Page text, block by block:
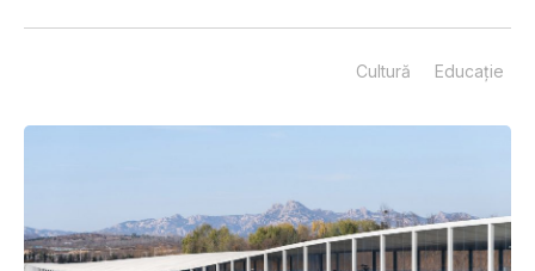
Cultură Educație